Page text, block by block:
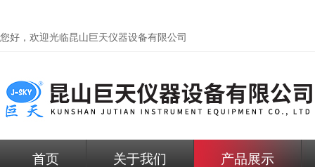
您好，欢迎光临昆山巨天仪器设备有限公司
首页 关于我们 产品展示